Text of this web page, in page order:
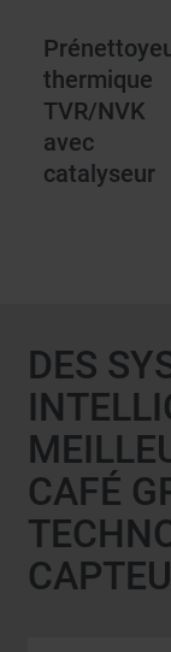
thermique
TVR/NVK
avec
catalyseur
DES
CAFÉ